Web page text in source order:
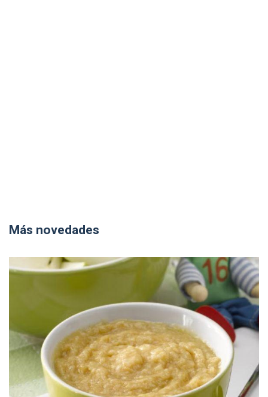
Más novedades